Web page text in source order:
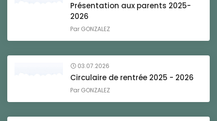
Présentation aux parents 2025-
2026
Par GONZALEZ
03.07.2026
Circulaire de rentrée 2025 - 2026
Par GONZALEZ